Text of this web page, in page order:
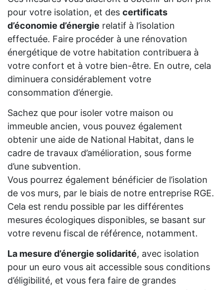
pour votre isolation, et des certificats
d’économie d’énergie relatif à l’isolation
effectuée. Faire procéder à une rénovation
énergétique de votre habitation contribuera à
votre confort et à votre bien-être. En outre, cela
diminuera considérablement votre
consommation d’énergie.
Sachez que pour isoler votre maison ou
immeuble ancien, vous pouvez également
obtenir une aide de National Habitat, dans le
cadre de travaux d’amélioration, sous forme
d’une subvention.
Vous pourrez également bénéficier de l’isolation
de vos murs, par le biais de notre entreprise RGE.
Cela est rendu possible par les différentes
mesures écologiques disponibles, se basant sur
votre revenu fiscal de référence, notamment.
La mesure d’énergie solidarité, avec isolation
pour un euro vous ait accessible sous conditions
d’éligibilité, et vous fera faire de grandes